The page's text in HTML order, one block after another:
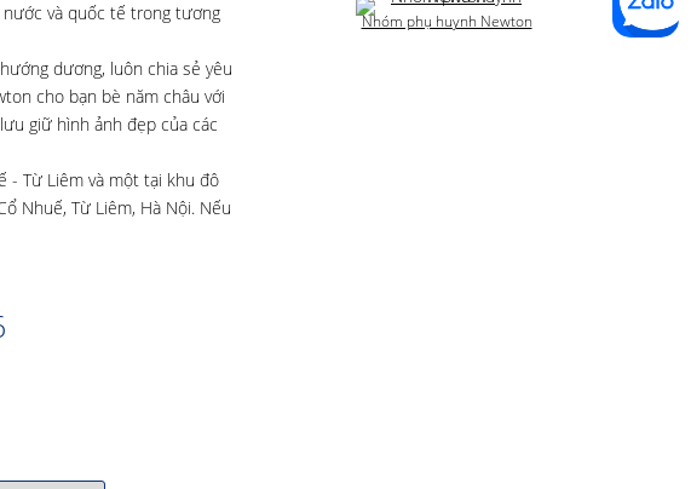
và quốc tế trong tương
dương, luôn chia sẻ yêu
cho bạn bè năm châu với
giữ hình ảnh đẹp của các
- Từ Liêm và một tại khu đô
Nhuế, Từ Liêm, Hà Nội. Nếu
Nhóm phụ huynh Newton